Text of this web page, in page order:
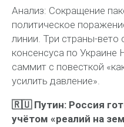
Анализ: Сокращение
политическое
линии. Три страны-вето
консенсуса по Украине
саммит с повесткой
усилить давление».
🇷🇺 Путин: Россия
учётом «реалий на